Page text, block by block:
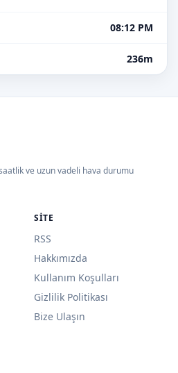
08:12 PM
236m
ve uzun vadeli hava durumu
SITE
RSS
Hakkımızda
Kullanım Koşulları
Gizlilik Politikası
Bize Ulaşın